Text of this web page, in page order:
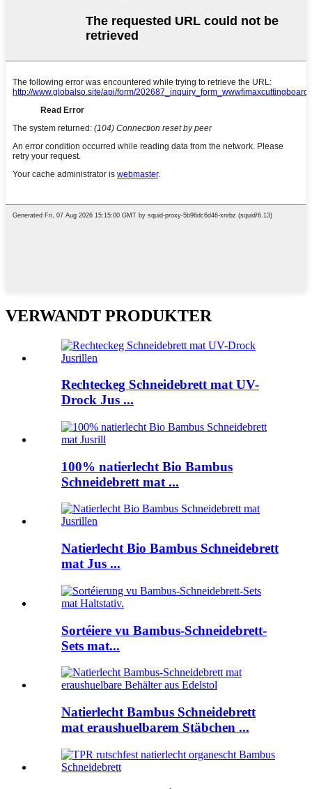
VERWANDT PRODUKTER
Rechteckeg Schneidebrett mat UV-
Drock Jus ...
100% natierlecht Bio Bambus
Schneidebrett mat ...
Natierlecht Bio Bambus Schneidebrett
mat Jus ...
Sortéiere vu Bambus-Schneidebrett-
Sets mat...
Natierlecht Bambus Schneidebrett
mat eraushuelbarem Stäbchen ...